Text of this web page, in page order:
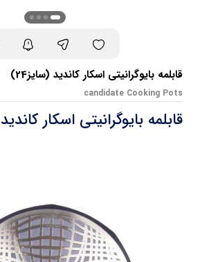
قابلمه بایوگرانیتی اسکار کاندید (سایز24)
candidate Cooking Pots
قابلمه بایوگرانیتی اسکار کاندید